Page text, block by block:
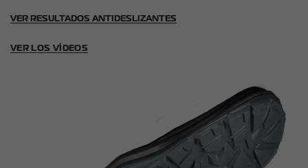
VER RESULTADOS ANTIDESLIZANTES
VER LOS VÍDEOS